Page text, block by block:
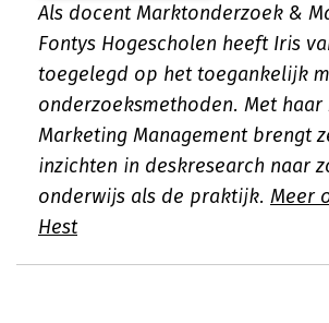
Als docent Marktonderzoek &
Fontys Hogescholen heeft Iris
toegelegd op het toegankelijk
onderzoeksmethoden. Met haar
Marketing Management brengt
inzichten in deskresearch naar
onderwijs als de praktijk. Meer
Hest